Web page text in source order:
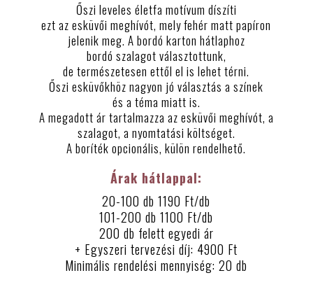
Őszi leveles életfa motívum díszíti
ezt az esküvői meghívót, mely fehér matt papíron
jelenik meg. A bordó karton hátlaphoz
bordó szalagot választottunk,
de természetesen ettől el is lehet térni.
Őszi esküvőkhöz nagyon jó választás a színek
és a téma miatt is.
A megadott ár tartalmazza az esküvői meghívót, a
szalagot, a nyomtatási költséget.
A boríték opcionális, külön rendelhető.
Árak hátlappal:
20-100 db 1190 Ft/db
101-200 db 1100 Ft/db
200 db felett egyedi ár
+ Egyszeri tervezési díj: 4900 Ft
Minimális rendelési mennyiség: 20 db